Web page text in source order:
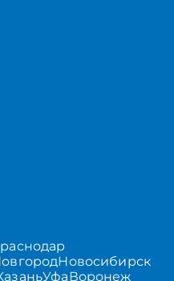
Новосибирск
УфаВоронеж